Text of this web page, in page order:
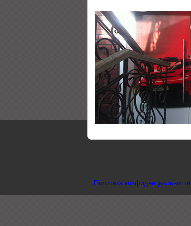
Политика конфиденциальности